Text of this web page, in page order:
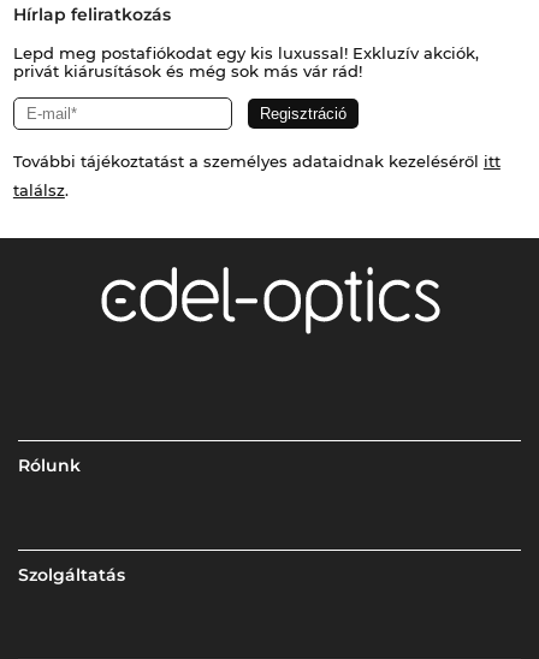
Hírlap feliratkozás
Lepd meg postafiókodat egy kis luxussal! Exkluzív akciók,
privát kiárusítások és még sok más vár rád!
További tájékoztatást a személyes adataidnak kezeléséről itt
találsz.
Rólunk
Szolgáltatás